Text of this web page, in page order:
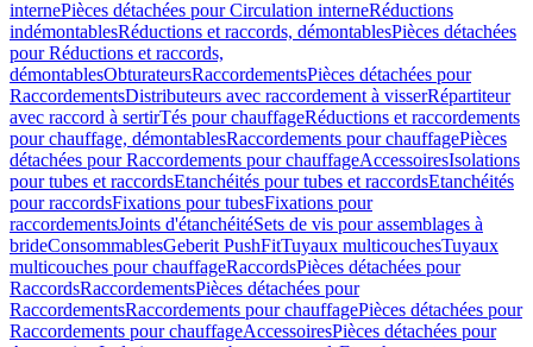
internePièces détachées pour Circulation interneRéductions
indémontablesRéductions et raccords, démontablesPièces détachées
pour Réductions et raccords,
démontablesObturateursRaccordementsPièces détachées pour
RaccordementsDistributeurs avec raccordement à visserRépartiteur
avec raccord à sertirTés pour chauffageRéductions et raccordements
pour chauffage, démontablesRaccordements pour chauffagePièces
détachées pour Raccordements pour chauffageAccessoiresIsolations
pour tubes et raccordsEtanchéités pour tubes et raccordsEtanchéités
pour raccordsFixations pour tubesFixations pour
raccordementsJoints d'étanchéitéSets de vis pour assemblages à
brideConsommablesGeberit PushFitTuyaux multicouchesTuyaux
multicouches pour chauffageRaccordsPièces détachées pour
RaccordsRaccordementsPièces détachées pour
RaccordementsRaccordements pour chauffagePièces détachées pour
Raccordements pour chauffageAccessoiresPièces détachées pour